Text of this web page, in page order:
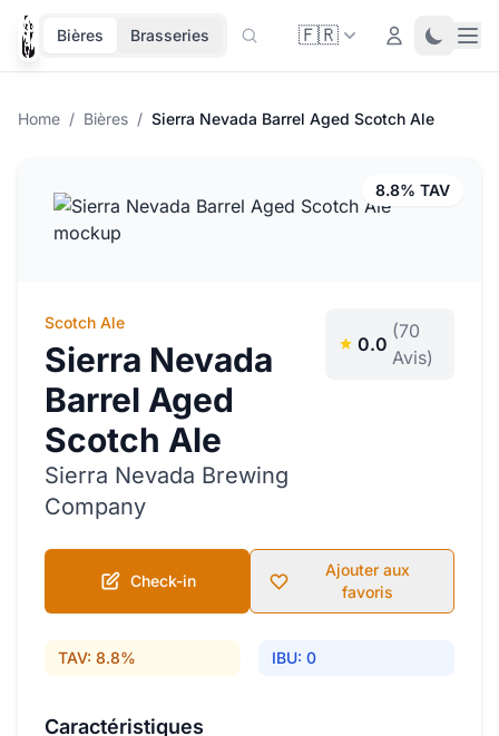
Bières Brasseries 🇫🇷 Login Toggle
Home / Bières / Sierra Nevada Barrel Aged Scotch Ale
8.8% TAV
Scotch Ale
Sierra Nevada
Barrel Aged
Scotch Ale
Sierra Nevada Brewing
Company
0.0
(70
Avis)
Check-in
Ajouter aux
favoris
TAV: 8.8% IBU: 0
Caractéristiques